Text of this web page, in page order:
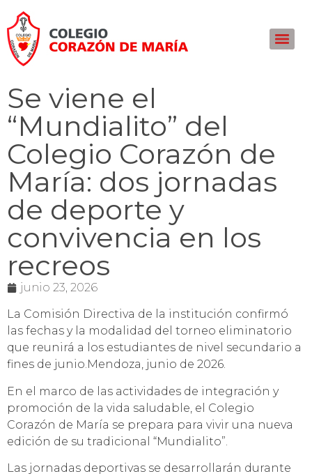
Se viene el
“Mundialito” del
Colegio Corazón de
María: dos jornadas
de deporte y
convivencia en los
recreos
junio 23, 2026
La Comisión Directiva de la institución confirmó
las fechas y la modalidad del torneo eliminatorio
que reunirá a los estudiantes de nivel secundario a
fines de junio.​Mendoza, junio de 2026.
En el marco de las actividades de integración y
promoción de la vida saludable, el Colegio
Corazón de María se prepara para vivir una nueva
edición de su tradicional “Mundialito”.
Las jornadas deportivas se desarrollarán durante